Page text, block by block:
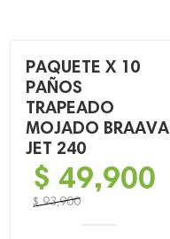
PAQUETE X 10
PAÑOS
TRAPEADO
MOJADO BRAAVA
JET 240
$93,900
$ 49,900